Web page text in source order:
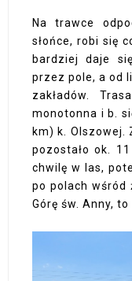
Na trawce
słońce, robi się
bardziej daje
przez pole, a od
zakładów.
monotonna i b.
km) k. Olszowej.
pozostało ok.
chwilę w las,
po polach wśród
Górę św. Anny,